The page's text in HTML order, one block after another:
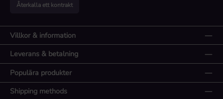
Återkalla ett kontrakt
Villkor & information
Leverans & betalning
Populära produkter
Shipping methods